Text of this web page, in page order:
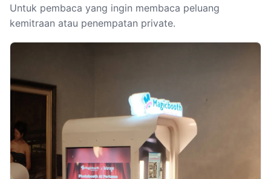
Untuk pembaca yang ingin membaca peluang
kemitraan atau penempatan private.